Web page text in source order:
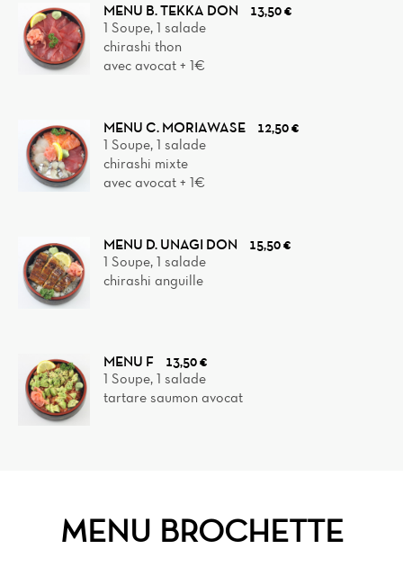
MENU B. TEKKA DON
13,50 €
1 Soupe, 1 salade
chirashi thon
avec avocat + 1€
MENU C. MORIAWASE
12,50 €
1 Soupe, 1 salade
chirashi mixte
avec avocat + 1€
MENU D. UNAGI DON
15,50 €
1 Soupe, 1 salade
chirashi anguille
MENU F
13,50 €
1 Soupe, 1 salade
tartare saumon avocat
MENU BROCHETTE